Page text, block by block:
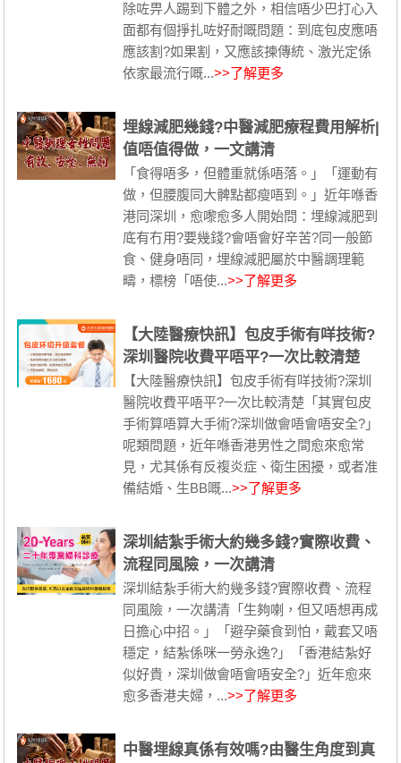
除咗畀人踢到下體之外，相信唔少巴打心入
面都有個掙扎咗好耐嘅問題：到底包皮應唔
應該割?如果割，又應該揀傳統、激光定係
依家最流行嘅...>>了解更多
埋線減肥幾錢?中醫減肥療程費用解析|
值唔值得做，一文講清
「食得唔多，但體重就係唔落。」「運動有
做，但腰腹同大髀點都瘦唔到。」近年喺香
港同深圳，愈嚟愈多人開始問：埋線減肥到
底有冇用?要幾錢?會唔會好辛苦?同一般節
食、健身唔同，埋線減肥屬於中醫調理範
疇，標榜「唔使...>>了解更多
【大陸醫療快訊】包皮手術有咩技術?
深圳醫院收費平唔平?一次比較清楚
【大陸醫療快訊】包皮手術有咩技術?深圳
醫院收費平唔平?一次比較清楚「其實包皮
手術算唔算大手術?深圳做會唔會唔安全?」
呢類問題，近年喺香港男性之間愈來愈常
見，尤其係有反複炎症、衛生困擾，或者准
備結婚、生BB嘅...>>了解更多
深圳結紮手術大約幾多錢?實際收費、
流程同風險，一次講清
深圳結紮手術大約幾多錢?實際收費、流程
同風險，一次講清「生夠喇，但又唔想再成
日擔心中招。」「避孕藥食到怕，戴套又唔
穩定，結紮係咪一勞永逸?」「香港結紮好
似好貴，深圳做會唔會唔安全?」近年愈來
愈多香港夫婦，...>>了解更多
中醫埋線真係有效嗎?由醫生角度到真